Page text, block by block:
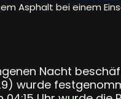
Asphalt bei einem
Nacht
wurde